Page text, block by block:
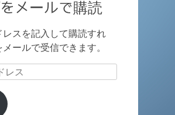
メールで購読
レスを記入して購読すれ
ールで受信できます。